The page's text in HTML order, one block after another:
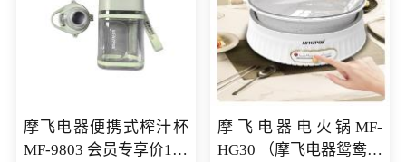
摩飞电器便携式榨汁杯
MF-9803 会员专享价138
摩飞电器电火锅MF-
HG30 （摩飞电器鸳鸯锅